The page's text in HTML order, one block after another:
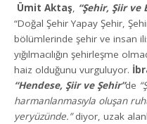
Ümit Aktaş “Şehir, Şiir ve
“Doğal Şehir Yapay Şehir,
bölümlerinde şehir ve insan
yığılmacılığın şehirleşme
haiz olduğunu vurguluyor.
“Hendese, Şiir ve Şehir”de
harmanlanmasıyla oluşan
yeryüzünde.”diyor, uzak